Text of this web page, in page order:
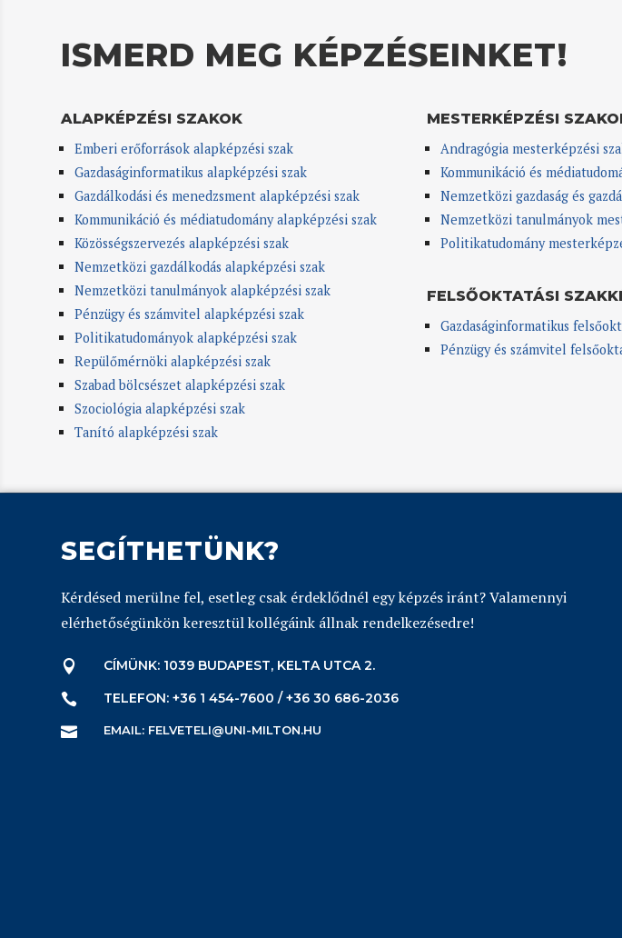
ISMERD MEG KÉPZÉSEINKET!
ALAPKÉPZÉSI SZAKOK
Emberi erőforrások alapképzési szak
Gazdaságinformatikus alapképzési szak
Gazdálkodási és menedzsment alapképzési szak
Kommunikáció és médiatudomány alapképzési szak
Közösségszervezés alapképzési szak
Nemzetközi gazdálkodás alapképzési szak
Nemzetközi tanulmányok alapképzési szak
Pénzügy és számvitel alapképzési szak
Politikatudományok alapképzési szak
Repülőmérnöki alapképzési szak
Szabad bölcsészet alapképzési szak
Szociológia alapképzési szak
Tanító alapképzési szak
MESTERKÉPZÉSI
Andragógia mesterképzési
Kommunikáció és
Nemzetközi gazdaság és
Nemzetközi tanulmányok
Politikatudomány
FELSŐOKTATÁSI
Gazdaságinformatikus
Pénzügy és számvitel
SEGÍTHETÜNK?
Kérdésed merülne fel, esetleg csak érdeklődnél egy képzés iránt? Valamennyi
elérhetőségünkön keresztül kollégáink állnak rendelkezésedre!
 CÍMÜNK: 1039 BUDAPEST, KELTA UTCA 2.
 TELEFON: +36 1 454-7600 / +36 30 686-2036
 EMAIL: FELVETELI@UNI-MILTON.HU